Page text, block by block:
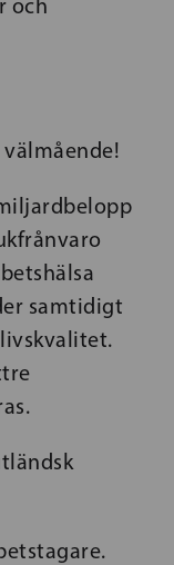
och
samtidigt